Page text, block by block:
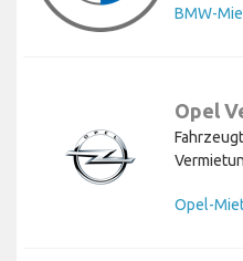
BMW-
Opel
Opel-